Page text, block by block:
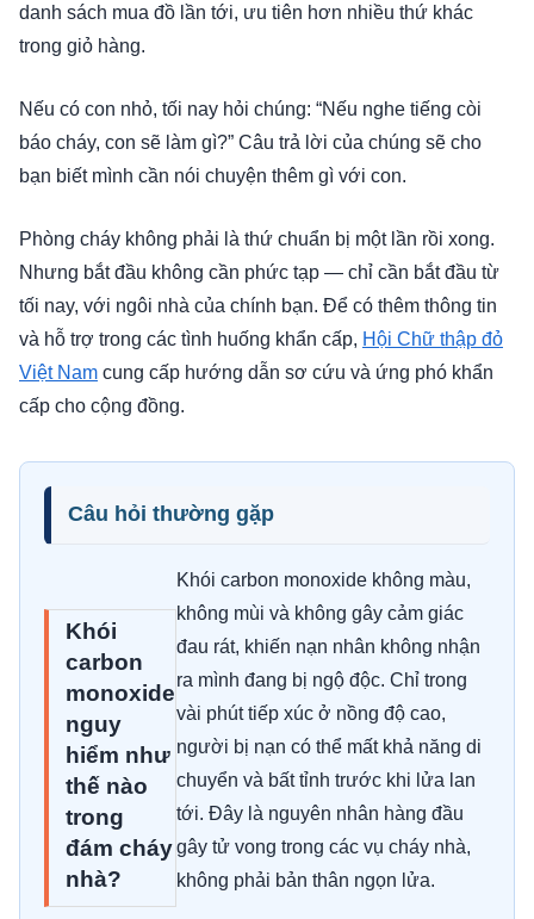
danh sách mua đồ lần tới, ưu tiên hơn nhiều thứ khác
trong giỏ hàng.
Nếu có con nhỏ, tối nay hỏi chúng: “Nếu nghe tiếng còi
báo cháy, con sẽ làm gì?” Câu trả lời của chúng sẽ cho
bạn biết mình cần nói chuyện thêm gì với con.
Phòng cháy không phải là thứ chuẩn bị một lần rồi xong.
Nhưng bắt đầu không cần phức tạp — chỉ cần bắt đầu từ
tối nay, với ngôi nhà của chính bạn. Để có thêm thông tin
và hỗ trợ trong các tình huống khẩn cấp, Hội Chữ thập đỏ
Việt Nam cung cấp hướng dẫn sơ cứu và ứng phó khẩn
cấp cho cộng đồng.
Câu hỏi thường gặp
Khói
carbon
monoxide
nguy
hiểm như
thế nào
trong
đám cháy
nhà?
Khói carbon monoxide không màu,
không mùi và không gây cảm giác
đau rát, khiến nạn nhân không nhận
ra mình đang bị ngộ độc. Chỉ trong
vài phút tiếp xúc ở nồng độ cao,
người bị nạn có thể mất khả năng di
chuyển và bất tỉnh trước khi lửa lan
tới. Đây là nguyên nhân hàng đầu
gây tử vong trong các vụ cháy nhà,
không phải bản thân ngọn lửa.